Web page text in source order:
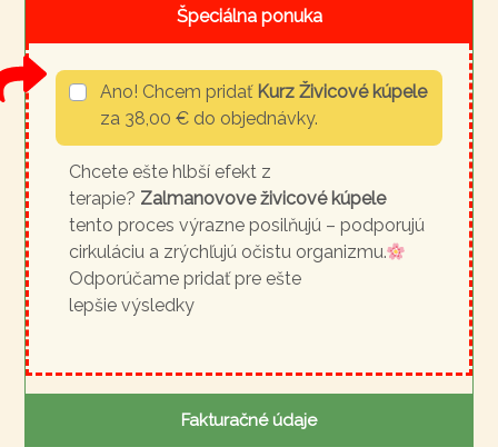
Špeciálna ponuka
Ano! Chcem pridať Kurz Živicové kúpele
za 38,00 € do objednávky.
Chcete ešte hlbší efekt z
terapie? Zalmanovove živicové kúpele
tento proces výrazne posilňujú – podporujú
cirkuláciu a zrýchľujú očistu organizmu.
Odporúčame pridať pre ešte
lepšie výsledky
Fakturačné údaje